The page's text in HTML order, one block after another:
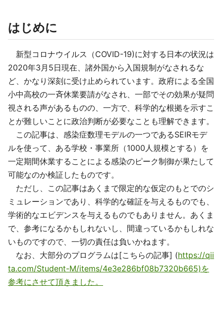
はじめに
新型コロナウイルス（COVID-19)に対する日本の状況は
2020年3月5日現在、諸外国から入国規制がなされるな
ど、かなり深刻に受け止められています。政府による全国
小中高校の一斉休業要請がなされ、一部でその効果が疑問
視される声があるものの、一方で、科学的な根拠を示すこ
とが難しいことに政治判断が必要なことも理解できます。
この記事は、感染症数理モデルの一つであるSEIRモデ
ルを使って、ある学校・事業所（1000人規模とする）を
一定期間休業することによる感染のピーク制御が果たして
可能なのか検証したものです。
ただし、この記事はあくまで限定的な仮定のもとでのシ
ミュレーションであり、科学的な確証を与えるものでも、
学術的なエビデンスを与えるものでもありません。あくま
で、参考になるかもしれないし、間違っているかもしれな
いものですので、一切の責任は負いかねます。
なお、大部分のプログラムは[こちらの記事] (https://qii
ta.com/Student-M/items/4e3e286bf08b7320b665)を
参考にさせて頂きました。